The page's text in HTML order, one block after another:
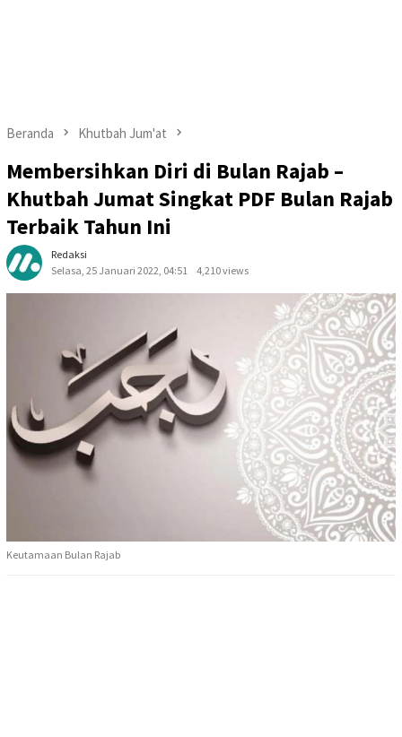
Beranda Khutbah Jum'at
Membersihkan Diri di Bulan Rajab –
Khutbah Jumat Singkat PDF Bulan Rajab
Terbaik Tahun Ini
Redaksi
Selasa, 25 Januari 2022, 04:51
4,210 views
Keutamaan Bulan Rajab